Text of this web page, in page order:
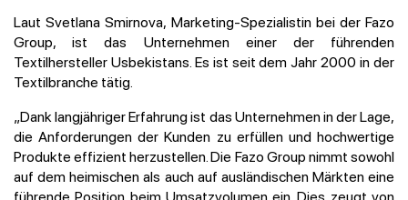
Laut Svetlana Smirnova, Marketing-Spezialistin bei der Fazo
Group, ist das Unternehmen einer der führenden
Textilhersteller Usbekistans. Es ist seit dem Jahr 2000 in der
Textilbranche tätig.
„Dank langjähriger Erfahrung ist das Unternehmen in der Lage,
die Anforderungen der Kunden zu erfüllen und hochwertige
Produkte effizient herzustellen. Die Fazo Group nimmt sowohl
auf dem heimischen als auch auf ausländischen Märkten eine